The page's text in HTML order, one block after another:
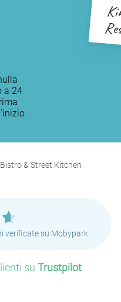
a 24
& Street Kitchen
verificate su Mobypark
su Trustpilot